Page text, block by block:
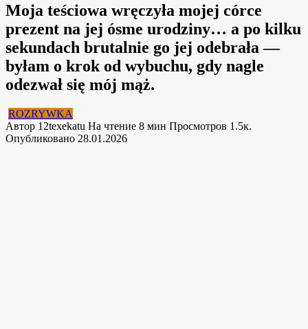
Moja teściowa wręczyła mojej córce
prezent na jej ósme urodziny… a po kilku
sekundach brutalnie go jej odebrała —
byłam o krok od wybuchu, gdy nagle
odezwał się mój mąż.
ROZRYWKA
Автор 12texekatu На чтение 8 мин Просмотров 1.5к.
Опубликовано 28.01.2026